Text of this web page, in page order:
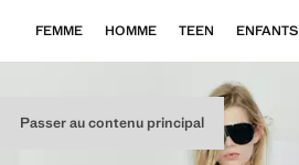
Passer au contenu principal
FEMME HOMME TEEN ENFANTS